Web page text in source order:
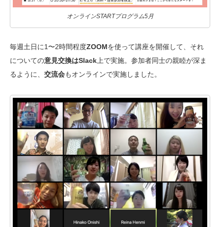
オンラインSTARTプログラム5月
毎週土日に1〜2時間程度ZOOMを使って講座を開催して、それ
についての意見交換はSlack 上で実施。参加者同士の親睦が深ま
るように、 交流会もオンラインで実施しました。